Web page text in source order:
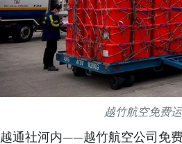
越竹航空免费
越通社河内——越竹航空公司免